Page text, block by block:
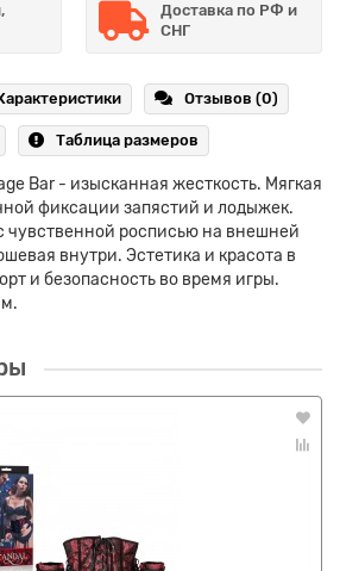
Доставка по РФ и
СНГ
Отзывов (0)
Таблица размеров
Bar - изысканная жесткость. Мягкая
фиксации запястий и лодыжек.
чувственной росписью на внешней
внутри. Эстетика и красота в
и безопасность во время игры.